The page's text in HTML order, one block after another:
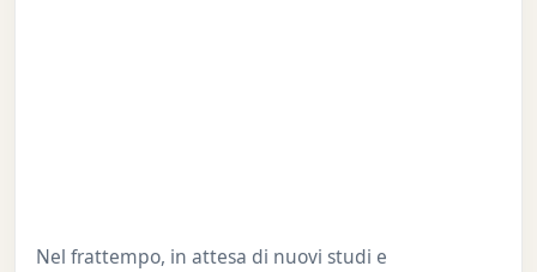
Nel frattempo, in attesa di nuovi studi e